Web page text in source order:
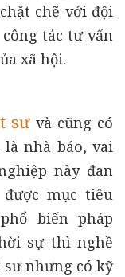
chẽ với đội
tác tư vấn
xã hội.
sư và cũng có
nhà báo, vai
này đan
mục tiêu
biến pháp
sự thì nghề
nhưng có kỹ